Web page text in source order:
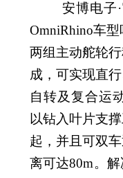
安博电子
OmniRhino车
两组主动舵轮
成，可实现直
自转及复合运
以钻入叶片支
起，并且可双
离可达80m。